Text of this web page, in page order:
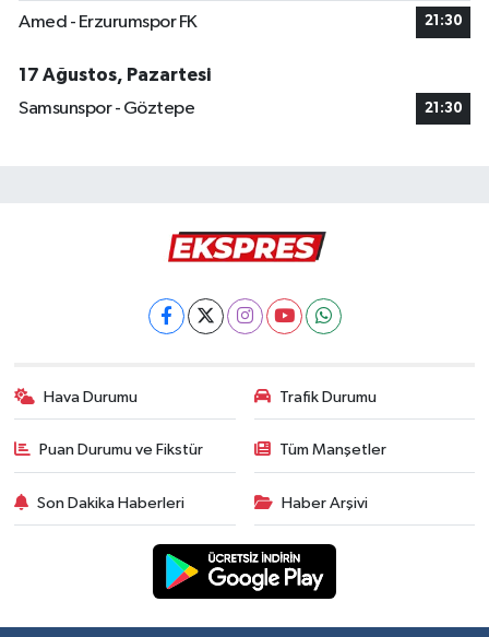
Amed - Erzurumspor FK 21:30
17 Ağustos, Pazartesi
Samsunspor - Göztepe
21:30
Hava Durumu Trafik Durumu
Puan Durumu ve Fikstür Tüm Manşetler
Son Dakika Haberleri Haber Arşivi